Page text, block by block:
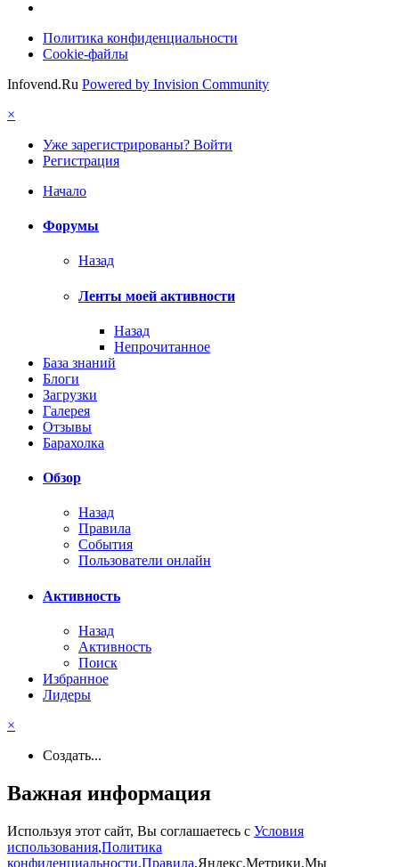
Политика конфиденциальности
Cookie-файлы
Infovend.Ru Powered by Invision Community
×
Уже зарегистрированы? Войти
Регистрация
Начало
Форумы
Назад
Ленты моей активности
Назад
Непрочитанное
База знаний
Блоги
Загрузки
Галерея
Отзывы
Барахолка
Обзор
Назад
Правила
События
Пользователи онлайн
Активность
Назад
Активность
Поиск
Избранное
Лидеры
×
Создать...
Важная информация
Используя этот сайт, Вы соглашаетесь с Условия
использования,Политика
конфиденциальности,Правила,Яндекс.Метрики,Мы